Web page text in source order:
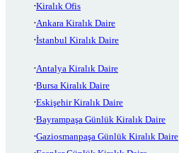
Kiralık Ofis
Ankara Kiralık Daire
İstanbul Kiralık Daire
Antalya Kiralık Daire
Bursa Kiralık Daire
Eskişehir Kiralık Daire
Bayrampaşa Günlük Kiralık Daire
Gaziosmanpaşa Günlük Kiralık Daire